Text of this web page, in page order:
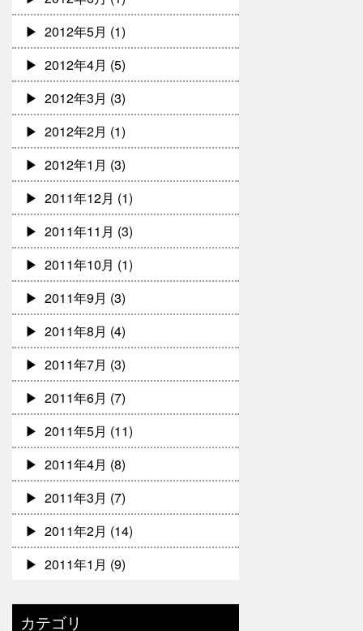
2012年5月 (1)
2012年4月 (5)
2012年3月 (3)
2012年2月 (1)
2012年1月 (3)
2011年12月 (1)
2011年11月 (3)
2011年10月 (1)
2011年9月 (3)
2011年8月 (4)
2011年7月 (3)
2011年6月 (7)
2011年5月 (11)
2011年4月 (8)
2011年3月 (7)
2011年2月 (14)
2011年1月 (9)
カテゴリ